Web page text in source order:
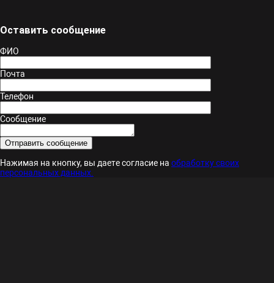
Оставить сообщение
ФИО
Почта
Телефон
Сообщение
Нажимая на кнопку, вы даете согласие на обработку своих
персональных данных.